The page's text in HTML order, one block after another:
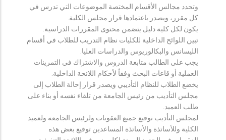
وتحدد مجالس الأقسام المختصة الموضوعات التي تدرس في
كل مقرر، ويصدر باعتمادها قرار مجلس الكلية.
يكون لكل كلية دليل يتضمن محتوى المقررات الدراسية.
تبين اللوائح الداخلية للكليات نظام التدريب للطلاب في أقسام
الليسانس والبكالوريوس والدراسات العليا.
يجب على الطالب متابعة الدروس والاشتراك في التمرينات
العملية أو قاعات البحث وفقاً لأحكام اللائحة الداخلية.
يخضع الطلاب للنظام التأديبي ويصدر قرار إحالة الطلاب إلى
مجلس التأديب من رئيس الجامعة من تلقاء نفسه أو بناء على
طلب العميد.
لمجلس التأديب توقيع جميع العقوبات ولرئيس الجامعة ولعميد
الكلية وللأساتذة والأساتذة المساعدين توقيع بعض هذه